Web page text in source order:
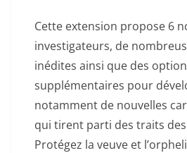
Cette extension propose 6
investigateurs, de
inédites ainsi que des
supplémentaires pour
notamment de nouvelles
qui tirent parti des traits
Protégez la veuve et